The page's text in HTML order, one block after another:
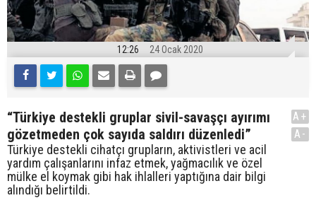
12:26 24 Ocak 2020
“Türkiye destekli gruplar sivil-savaşçı ayırımı
gözetmeden çok sayıda saldırı düzenledi”
Türkiye destekli cihatçı grupların, aktivistleri ve acil
yardım çalışanlarını infaz etmek, yağmacılık ve özel
mülke el koymak gibi hak ihlalleri yaptığına dair bilgi
alındığı belirtildi.
A+
A-